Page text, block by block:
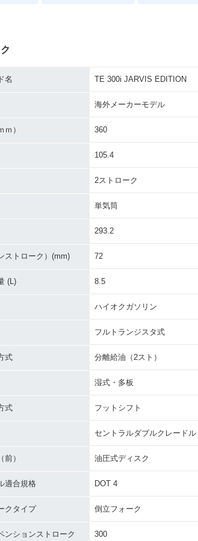
名 TE 300i JARVIS EDITION
海外メーカーモデル
） 360
105.4
2ストローク
単気筒
293.2
ストローク）(mm) 72
(L) 8.5
ハイオクガソリン
フルトランジスタ式
式 分離給油（2スト）
湿式・多板
式 フットシフト
セントラルダブルクレードル
） 油圧式ディスク
適合規格 DOT 4
クタイプ 倒立フォーク
ンションストローク
300